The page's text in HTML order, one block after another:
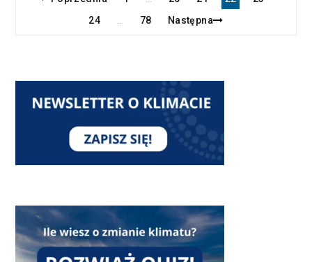
24
78 Następna